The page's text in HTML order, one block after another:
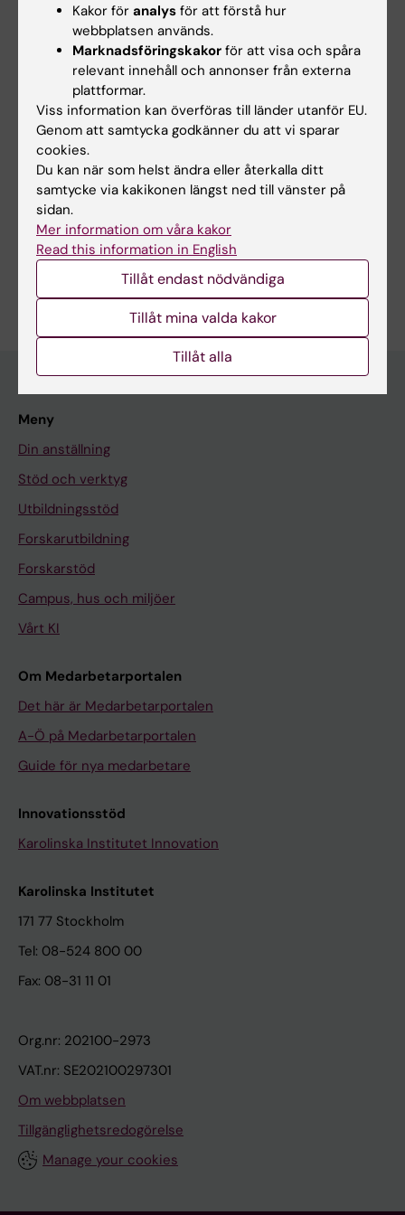
Yes
No
Innehållsgranskare:
Petter Höglund
Redaktör: Karin Vikström
Sidan uppdaterad:
Dela
Meny
Din anställning
Stöd och verktyg
Utbildningsstöd
Forskarutbildning
Forskarstöd
Campus, hus och miljöer
Vårt KI
Om Medarbetarportalen
Det här är Medarbetarportalen
A-Ö på Medarbetarportalen
Guide för nya medarbetare
Innovationsstöd
Karolinska Institutet Innovation
Karolinska Institutet
171 77 Stockholm
Tel: 08-524 800 00
Fax: 08-31 11 01
Org.nr: 202100-2973
VAT.nr: SE202100297301
Om webbplatsen
Tillgänglighetsredogörelse
Manage your cookies
Kakor för analys för att förstå hur
webbplatsen används.
Marknadsföringskakor för att visa och spåra
relevant innehåll och annonser från externa
plattformar.
Viss information kan överföras till länder utanför EU.
Genom att samtycka godkänner du att vi sparar
cookies.
Du kan när som helst ändra eller återkalla ditt
samtycke via kakikonen längst ned till vänster på
sidan.
Mer information om våra kakor
Read this information in English
Tillåt endast nödvändiga
Tillåt mina valda kakor
Tillåt alla